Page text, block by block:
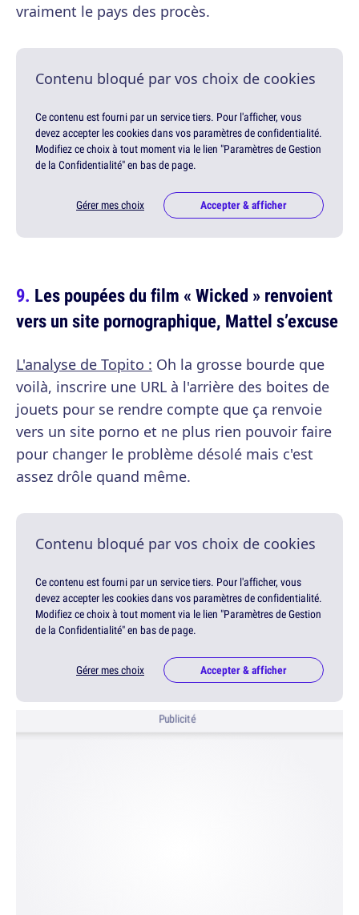
vraiment le pays des procès.
Contenu bloqué par vos choix de cookies
Ce contenu est fourni par un service tiers. Pour l'afficher, vous
devez accepter les cookies dans vos paramètres de confidentialité.
Modifiez ce choix à tout moment via le lien "Paramètres de Gestion
de la Confidentialité" en bas de page.
Gérer mes choix Accepter & afficher
Les poupées du film « Wicked » renvoient
vers un site pornographique, Mattel s’excuse
L'analyse de Topito : Oh la grosse bourde que
voilà, inscrire une URL à l'arrière des boites de
jouets pour se rendre compte que ça renvoie
vers un site porno et ne plus rien pouvoir faire
pour changer le problème désolé mais c'est
assez drôle quand même.
Contenu bloqué par vos choix de cookies
Ce contenu est fourni par un service tiers. Pour l'afficher, vous
devez accepter les cookies dans vos paramètres de confidentialité.
Modifiez ce choix à tout moment via le lien "Paramètres de Gestion
de la Confidentialité" en bas de page.
Gérer mes choix Accepter & afficher
Publicité